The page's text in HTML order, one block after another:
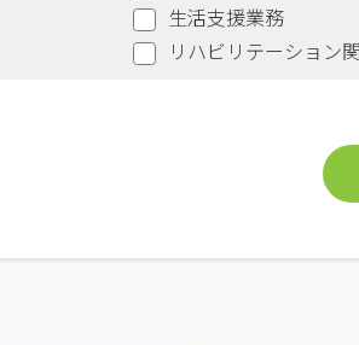
生活支援業務
リハビリテーション